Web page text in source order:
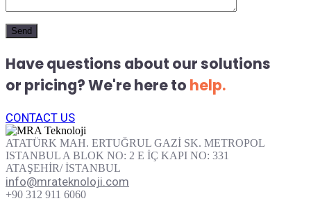
Have questions about our solutions
or pricing? We're here to help.
CONTACT US
ATATÜRK MAH. ERTUĞRUL GAZİ SK. METROPOL
ISTANBUL A BLOK NO: 2 E İÇ KAPI NO: 331
ATAŞEHİR/ İSTANBUL
info@mrateknoloji.com
+90 312 911 6060